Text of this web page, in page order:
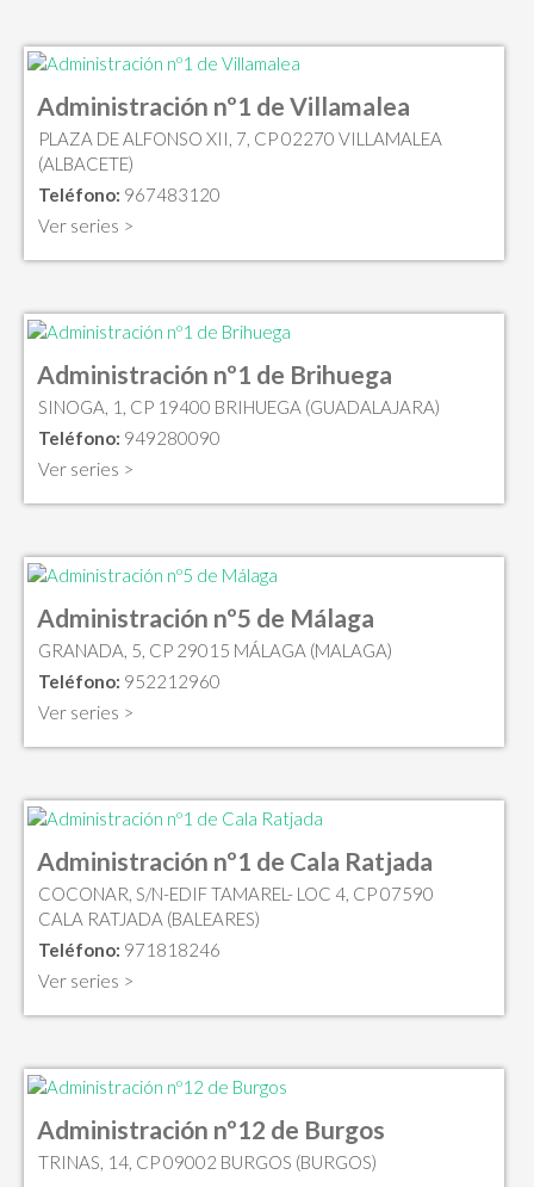
Administración nº1 de Villamalea
PLAZA DE ALFONSO XII, 7, CP 02270 VILLAMALEA
(ALBACETE)
Teléfono: 967483120
Ver series >
Administración nº1 de Brihuega
SINOGA, 1, CP 19400 BRIHUEGA (GUADALAJARA)
Teléfono: 949280090
Ver series >
Administración nº5 de Málaga
GRANADA, 5, CP 29015 MÁLAGA (MALAGA)
Teléfono: 952212960
Ver series >
Administración nº1 de Cala Ratjada
COCONAR, S/N-EDIF TAMAREL- LOC 4, CP 07590
CALA RATJADA (BALEARES)
Teléfono: 971818246
Ver series >
Administración nº12 de Burgos
TRINAS, 14, CP 09002 BURGOS (BURGOS)